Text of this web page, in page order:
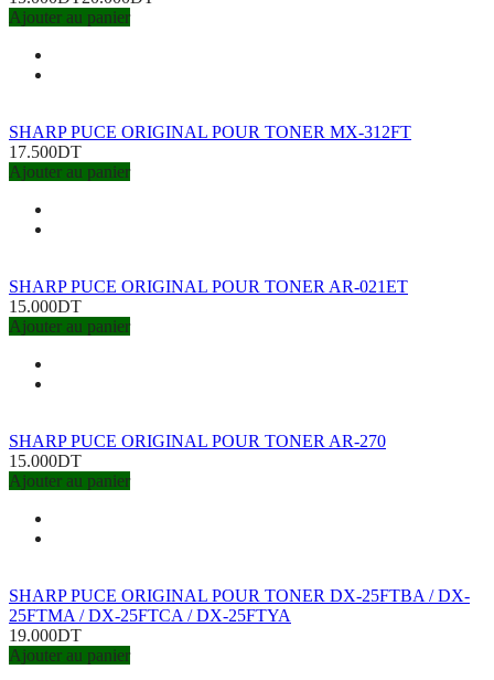
Ajouter au panier
SHARP PUCE ORIGINAL POUR TONER MX-312FT
17.500DT
Ajouter au panier
SHARP PUCE ORIGINAL POUR TONER AR-021ET
15.000DT
Ajouter au panier
SHARP PUCE ORIGINAL POUR TONER AR-270
15.000DT
Ajouter au panier
SHARP PUCE ORIGINAL POUR TONER DX-25FTBA / DX-
25FTMA / DX-25FTCA / DX-25FTYA
19.000DT
Ajouter au panier